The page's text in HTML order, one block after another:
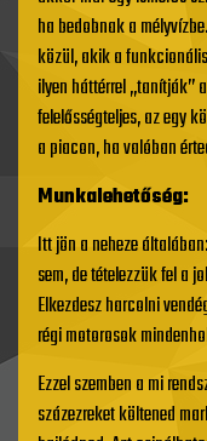
ha bedobnak a
közül, akik a
ilyen háttérrel „tanítják”
felelősségteljes, az egy
a piacon, ha valóban
Munkalehetőség:
Itt jön a neheze
sem, de tételezzük fel a
Elkezdesz harcolni
régi motorosok
Ezzel szemben a mi
százezreket költened